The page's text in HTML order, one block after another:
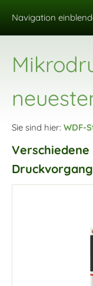
Navigation
Sie sind hier: WDF-